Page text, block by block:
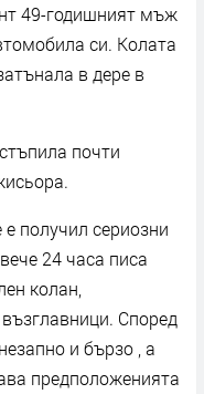
49-годишният мъж
си. Колата
в дере в
почти
получил сериозни
24 часа писа
колан,
Според
и бързо , а
предположенията